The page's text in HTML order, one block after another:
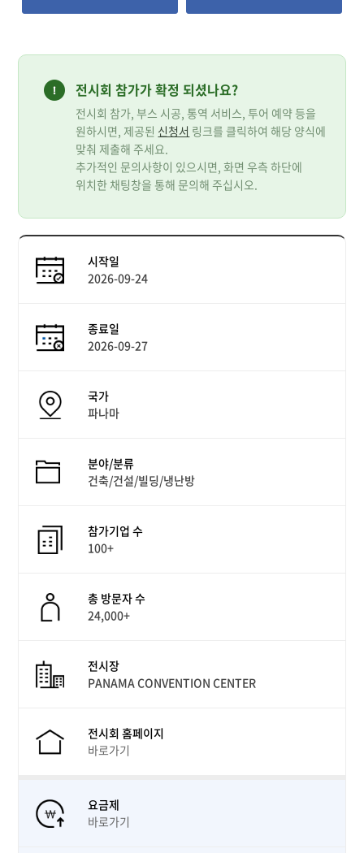
전시회 참가가 확정 되셨나요?
전시회 참가, 부스 시공, 통역 서비스, 투어 예약 등을
원하시면, 제공된 신청서 링크를 클릭하여 해당 양식에
맞춰 제출해 주세요.
추가적인 문의사항이 있으시면, 화면 우측 하단에
위치한 채팅창을 통해 문의해 주십시오.
시작일
2026-09-24
종료일
2026-09-27
국가
파나마
분야/분류
건축/건설/빌딩/냉난방
참가기업 수
100+
총 방문자 수
24,000+
전시장
PANAMA CONVENTION CENTER
전시회 홈페이지
바로가기
요금제
바로가기